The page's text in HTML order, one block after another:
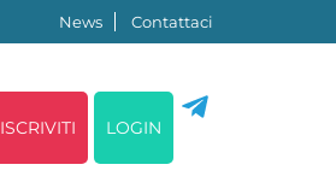
News Contattaci
ISCRIVITI LOGIN